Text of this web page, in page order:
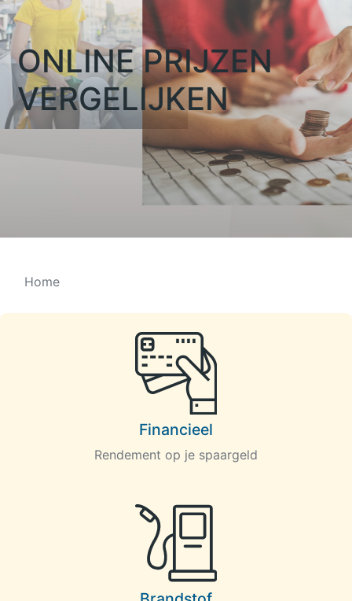
ONLINE PRIJZEN
VERGELIJKEN
Home
Financieel
Rendement op je spaargeld